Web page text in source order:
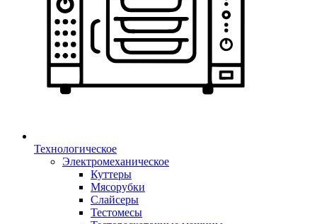
Технологическое
Электромеханическое
Куттеры
Мясорубки
Слайсеры
Тестомесы